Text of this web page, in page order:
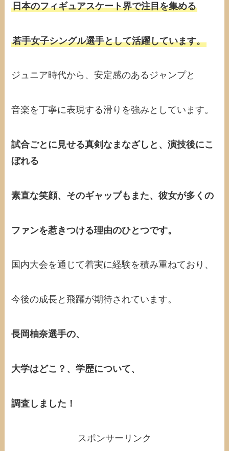
日本のフィギュアスケート界で注目を集める
若手女子シングル選手として活躍しています。
ジュニア時代から、安定感のあるジャンプと
音楽を丁寧に表現する滑りを強みとしています。
試合ごとに見せる真剣なまなざしと、演技後にこ
ぼれる
素直な笑顔、そのギャップもまた、彼女が多くの
ファンを惹きつける理由のひとつです。
国内大会を通じて着実に経験を積み重ねており、
今後の成長と飛躍が期待されています。
長岡柚奈選手の、
大学はどこ？、学歴について、
調査しました！
スポンサーリンク